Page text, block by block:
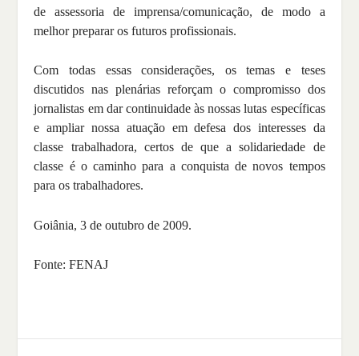
de assessoria de imprensa/comunicação, de modo a
melhor preparar os futuros profissionais.
Com todas essas considerações, os temas e teses
discutidos nas plenárias reforçam o compromisso dos
jornalistas em dar continuidade às nossas lutas específicas
e ampliar nossa atuação em defesa dos interesses da
classe trabalhadora, certos de que a solidariedade de
classe é o caminho para a conquista de novos tempos
para os trabalhadores.
Goiânia, 3 de outubro de 2009.
Fonte: FENAJ